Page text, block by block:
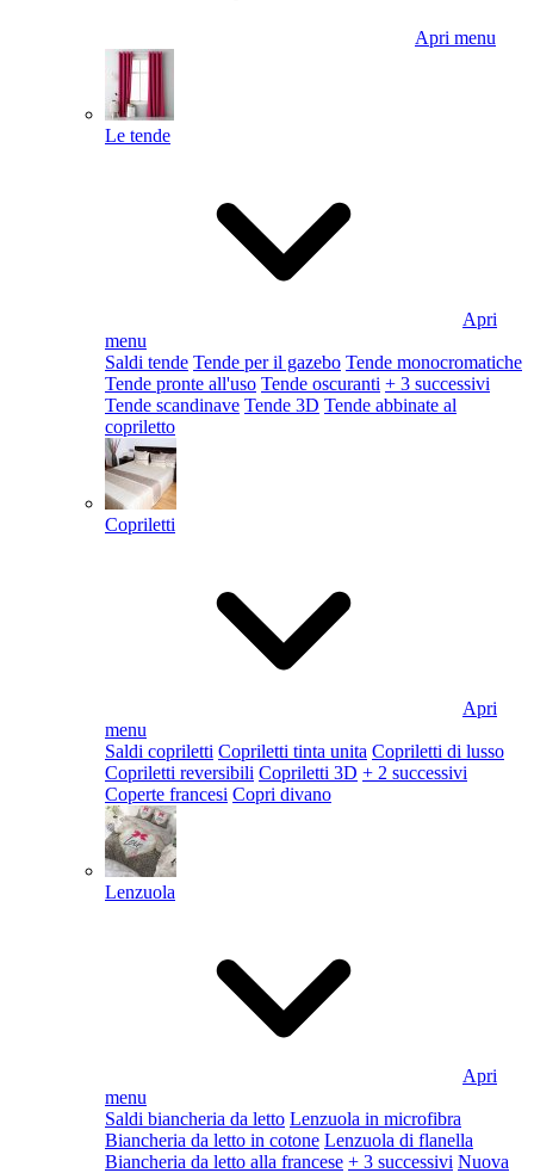
Apri menu
Le tende
Apri
menu
Saldi tende Tende per il gazebo Tende monocromatiche
Tende pronte all'uso Tende oscuranti + 3 successivi
Tende scandinave Tende 3D Tende abbinate al
copriletto
Copriletti
Apri
menu
Saldi copriletti Copriletti tinta unita Copriletti di lusso
Copriletti reversibili Copriletti 3D + 2 successivi
Coperte francesi Copri divano
Lenzuola
Apri
menu
Saldi biancheria da letto Lenzuola in microfibra
Biancheria da letto in cotone Lenzuola di flanella
Biancheria da letto alla francese + 3 successivi Nuova